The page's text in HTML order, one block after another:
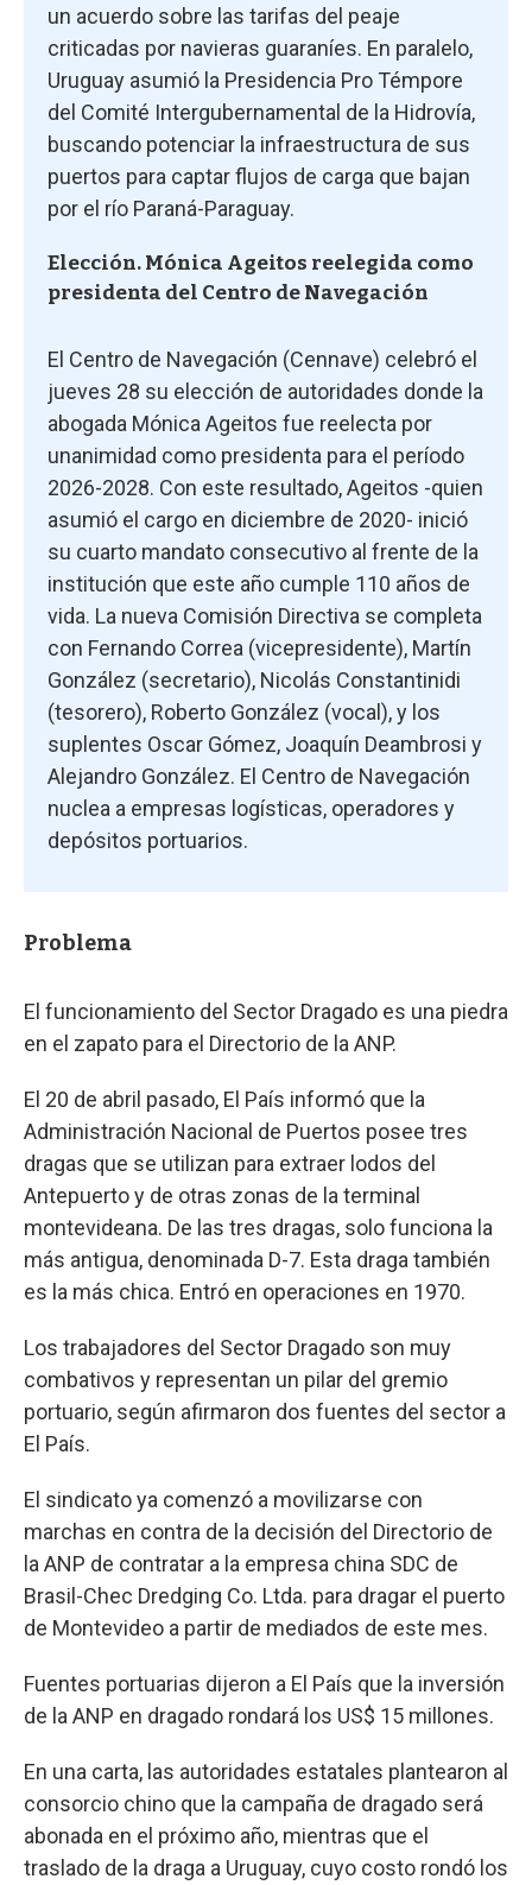
un acuerdo sobre las tarifas del peaje
criticadas por navieras guaraníes. En paralelo,
Uruguay asumió la Presidencia Pro Témpore
del Comité Intergubernamental de la Hidrovía,
buscando potenciar la infraestructura de sus
puertos para captar flujos de carga que bajan
por el río Paraná-Paraguay.
Elección. Mónica Ageitos reelegida como
presidenta del Centro de Navegación
El Centro de Navegación (Cennave) celebró el
jueves 28 su elección de autoridades donde la
abogada Mónica Ageitos fue reelecta por
unanimidad como presidenta para el período
2026-2028. Con este resultado, Ageitos -quien
asumió el cargo en diciembre de 2020- inició
su cuarto mandato consecutivo al frente de la
institución que este año cumple 110 años de
vida. La nueva Comisión Directiva se completa
con Fernando Correa (vicepresidente), Martín
González (secretario), Nicolás Constantinidi
(tesorero), Roberto González (vocal), y los
suplentes Oscar Gómez, Joaquín Deambrosi y
Alejandro González. El Centro de Navegación
nuclea a empresas logísticas, operadores y
depósitos portuarios.
Problema
El funcionamiento del Sector Dragado es una piedra
en el zapato para el Directorio de la ANP.
El 20 de abril pasado, El País informó que la
Administración Nacional de Puertos posee tres
dragas que se utilizan para extraer lodos del
Antepuerto y de otras zonas de la terminal
montevideana. De las tres dragas, solo funciona la
más antigua, denominada D-7. Esta draga también
es la más chica. Entró en operaciones en 1970.
Los trabajadores del Sector Dragado son muy
combativos y representan un pilar del gremio
portuario, según afirmaron dos fuentes del sector a
El País.
El sindicato ya comenzó a movilizarse con
marchas en contra de la decisión del Directorio de
la ANP de contratar a la empresa china SDC de
Brasil-Chec Dredging Co. Ltda. para dragar el puerto
de Montevideo a partir de mediados de este mes.
Fuentes portuarias dijeron a El País que la inversión
de la ANP en dragado rondará los US$ 15 millones.
En una carta, las autoridades estatales plantearon al
consorcio chino que la campaña de dragado será
abonada en el próximo año, mientras que el
traslado de la draga a Uruguay, cuyo costo rondó los